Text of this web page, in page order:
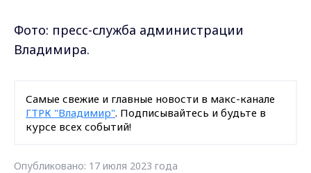
Фото: пресс-служба администрации
Владимира.
Самые свежие и главные новости в макс-канале
ГТРК "Владимир". Подписывайтесь и будьте в
курсе всех событий!
Опубликовано: 17 июля 2023 года